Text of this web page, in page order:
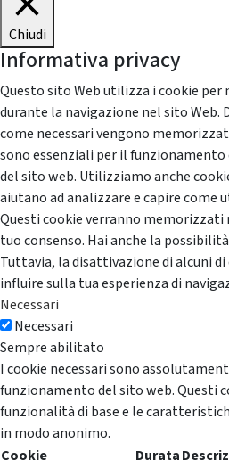
Chiudi
Informativa privacy
Questo sito Web utilizza i cookie
durante la navigazione nel sito Web.
come necessari vengono
sono essenziali per il
del sito web. Utilizziamo anche
aiutano ad analizzare e capire come
Questi cookie verranno
tuo consenso. Hai anche la
Tuttavia, la disattivazione di alcuni
influire sulla tua esperienza di
Necessari
Necessari
Sempre abilitato
I cookie necessari sono
funzionamento del sito web. Questi
funzionalità di base e le
in modo anonimo.
Cookie
Durata